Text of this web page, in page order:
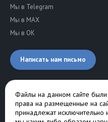
Мы в Telegram
Мы в MAX
Мы в OK
Написать нам письмо
Файлы на данном сайте
права на размещенные на
принадлежат исключительно